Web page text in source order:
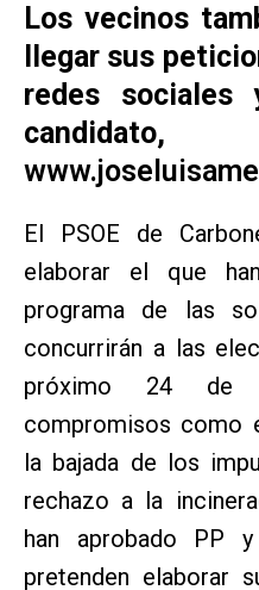
Los vecinos
llegar sus
redes
candidato,
El PSOE de
elaborar el que
programa de las
concurrirán a las
próximo 24 de
compromisos como
la bajada de los
rechazo a la
han aprobado PP
pretenden elaborar